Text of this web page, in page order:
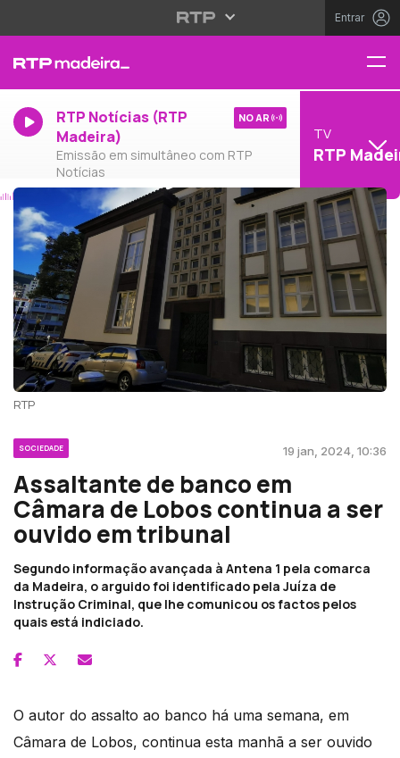
Entrar
RTP Notícias (RTP
Madeira)
Emissão em simultâneo com RTP
Notícias
NO AR
TV
RTP
RTP
SOCIEDADE 19 jan, 2024, 10:36
Assaltante de banco em
Câmara de Lobos continua a ser
ouvido em tribunal
Segundo informação avançada à Antena 1 pela comarca
da Madeira, o arguido foi identificado pela Juíza de
Instrução Criminal, que lhe comunicou os factos pelos
quais está indiciado.
O autor do assalto ao banco há uma semana, em
Câmara de Lobos, continua esta manhã a ser ouvido